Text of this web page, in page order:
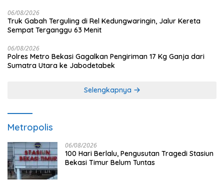
06/08/2026
Truk Gabah Terguling di Rel Kedungwaringin, Jalur Kereta
Sempat Terganggu 63 Menit
06/08/2026
Polres Metro Bekasi Gagalkan Pengiriman 17 Kg Ganja dari
Sumatra Utara ke Jabodetabek
Selengkapnya
Metropolis
06/08/2026
100 Hari Berlalu, Pengusutan Tragedi Stasiun
Bekasi Timur Belum Tuntas